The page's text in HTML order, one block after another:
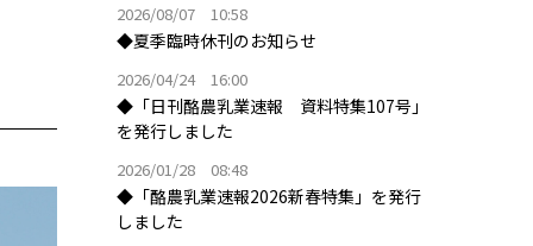
2026/08/07 10:58
◆夏季臨時休刊のお知らせ
2026/04/24 16:00
◆「日刊酪農乳業速報 資料特集107号」
を発行しました
2026/01/28 08:48
◆「酪農乳業速報2026新春特集」を発行
しました